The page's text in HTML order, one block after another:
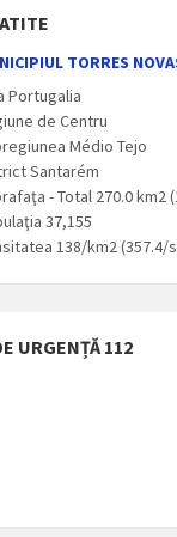
TORRES
Portugalia
de Centru
Médio Tejo
Santarém
- Total 270.0 km2
37,155
138/km2 (357.4/
URGENȚĂ 112